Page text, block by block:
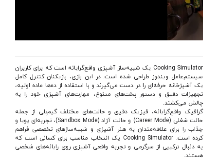
Cooking Simulator یک شبیه‌ساز آشپزی واقع‌گرایانه است که برای کاربران
سیستم‌عامل ویندوز طراحی شده است. در این بازی، بازیکنان کنترل کامل
یک آشپزخانه حرفه‌ای را در دست می‌گیرند و با استفاده از ده‌ها ماده اولیه،
تجهیزات دقیق و دستور پخت‌های متنوع، مهارت‌های آشپزی خود را به
چالش می‌کشند.
گرافیک واقع‌گرایانه، فیزیک دقیق و حالت‌های مختلف گیم‌پلی از جمله
حالت شغلی (Career Mode) و حالت آزاد (Sandbox Mode)، تجربه‌ای پویا و
جذاب را برای علاقه‌مندان به هنر آشپزی و شبیه‌سازهای تخصصی فراهم
کرده است. Cooking Simulator یک انتخاب مناسب برای کسانی است که
به دنبال ترکیبی از سرگرمی و تجربه واقعی آشپزی روی رایانه‌های شخصی
هستند.